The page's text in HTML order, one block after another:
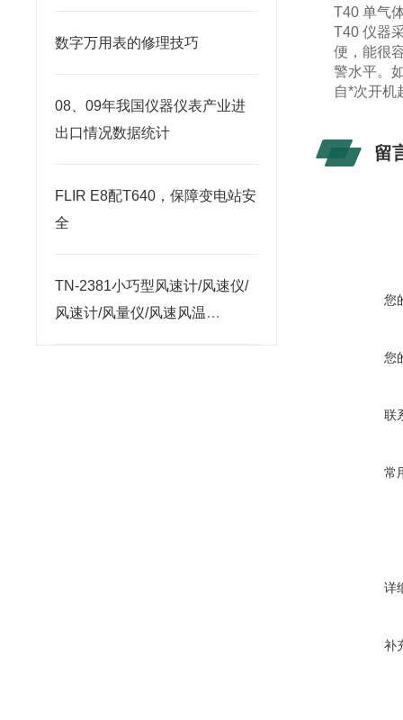
数字万用表的修理技巧
08、09年我国仪器仪表产业进
出口情况数据统计
FLIR E8配T640，保障变电站安
全
TN-2381小巧型风速计/风速仪/
风速计/风量仪/风速风温
T40单气
T40仪器
便，能很
警水平。
自*次开机
留
您
您
联
常
详
补